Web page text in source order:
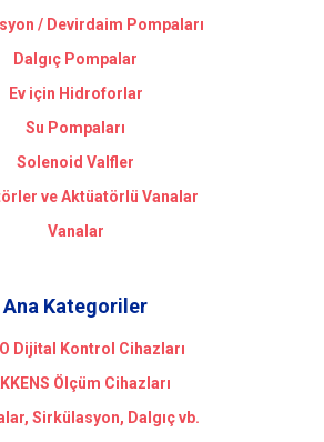
/ Devirdaim Pompaları
Dalgıç Pompalar
Ev için Hidroforlar
Su Pompaları
Solenoid Valfler
ve Aktüatörlü Vanalar
Vanalar
Ana Kategoriler
Dijital Kontrol Cihazları
Ölçüm Cihazları
Sirkülasyon, Dalgıç vb.